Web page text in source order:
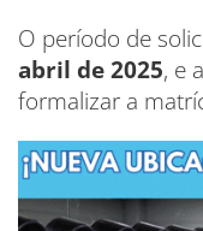
O período de
abril de 2025, e
formalizar a